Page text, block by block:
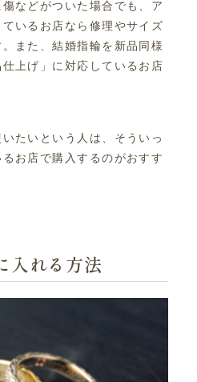
などがついた場合でも、ア
いるお店なら修理やサイズ
また、結婚指輪を新品同様
上げ」に対応しているお店
たいという人は、そういっ
お店で購入するのがおすす
入れる方法